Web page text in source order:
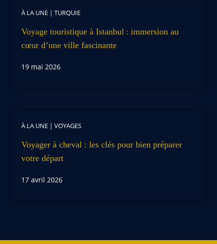
À LA UNE | TURQUIE
Voyage touristique à Istanbul : immersion au
cœur d’une ville fascinante
19 mai 2026
À LA UNE | VOYAGES
Voyager à cheval : les clés pour bien préparer
votre départ
17 avril 2026